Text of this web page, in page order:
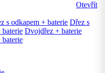
Otevřít
s odkapem + baterie Dřez s
baterie Dvojdřez + baterie